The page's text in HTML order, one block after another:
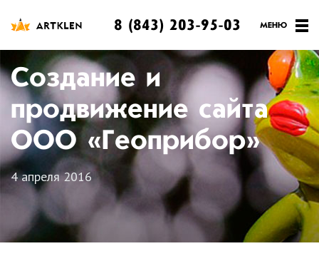
8 (843) 203-95-03
Создание и
продвижение сайта
ООО «Геоприбор»
4 апреля 2016